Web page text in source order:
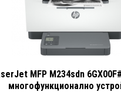
MFP M234sdn
многофункционално